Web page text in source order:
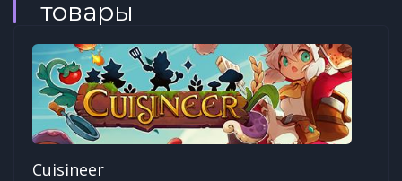
товары
Cuisineer